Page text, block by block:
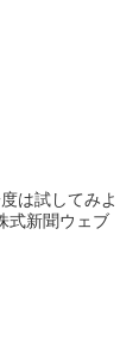
は試してみよ
式新聞ウェブ